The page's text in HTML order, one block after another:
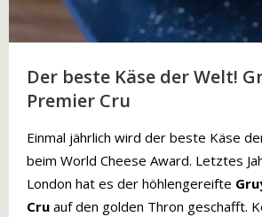
Der beste Käse der Welt!
Premier Cru
Einmal jährlich wird der beste Käse
beim World Cheese Award. Letztes
London hat es der höhlengereifte
Cru auf den golden Thron geschafft.